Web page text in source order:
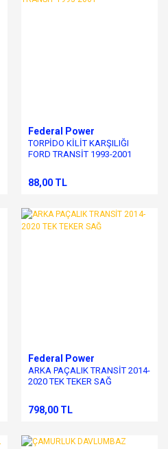
Federal Power
TORPİDO KİLİT KARŞILIĞI
FORD TRANSİT 1993-2001
88,00 TL
Federal Power
ARKA PAÇALIK TRANSİT 2014-
2020 TEK TEKER SAĞ
798,00 TL